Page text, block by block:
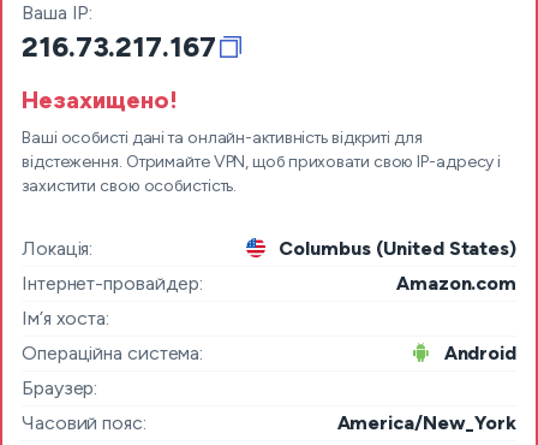
Ваша IP:
216.73.217.167
Незахищено!
Ваші особисті дані та онлайн-активність відкриті для
відстеження. Отримайте VPN, щоб приховати свою IP-адресу і
захистити свою особистість.
Локація:
Columbus (United States)
Інтернет-провайдер:
Amazon.com
Ім’я хоста:
Операційна система:
Android
Браузер:
Часовий пояс:
America/New_York